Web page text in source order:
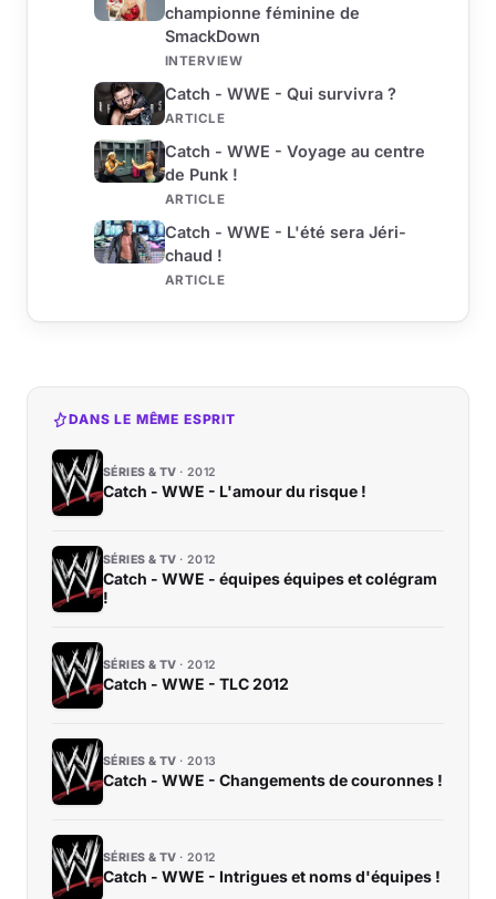
championne féminine de
SmackDown
INTERVIEW
Catch - WWE - Qui survivra ?
ARTICLE
Catch - WWE - Voyage au centre
de Punk !
ARTICLE
Catch - WWE - L'été sera Jéri-
chaud !
ARTICLE
DANS LE MÊME ESPRIT
SÉRIES & TV 2012
Catch - WWE - L'amour du risque !
SÉRIES & TV 2012
Catch - WWE - équipes équipes et colégram
!
SÉRIES & TV 2012
Catch - WWE - TLC 2012
SÉRIES & TV 2013
Catch - WWE - Changements de couronnes !
SÉRIES & TV 2012
Catch - WWE - Intrigues et noms d'équipes !